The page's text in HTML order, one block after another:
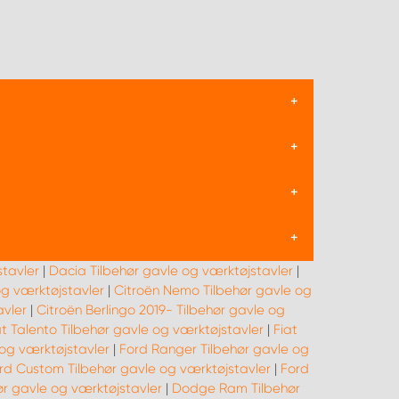
på siderne af reolsystemerne, hvilket
under transport.
på væggene i din varevogn kan du
det værktøj du har brug for, og kan forbedre
af varevogne. Dette sikrer at uanset
og organisation.
i tankerne, hvilket betyder at de kan
installationsvejledning for at
| Dacia Tilbehør gavle og værktøjstavler |
værktøjstavler | Citroën Nemo Tilbehør gavle og
| Citroën Berlingo 2019- Tilbehør gavle og
Talento Tilbehør gavle og værktøjstavler | Fiat
værktøjstavler | Ford Ranger Tilbehør gavle og
Custom Tilbehør gavle og værktøjstavler| Ford
gavle og værktøjstavler | Dodge Ram Tilbehør